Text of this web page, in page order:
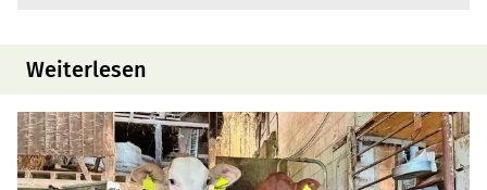
Weiterlesen